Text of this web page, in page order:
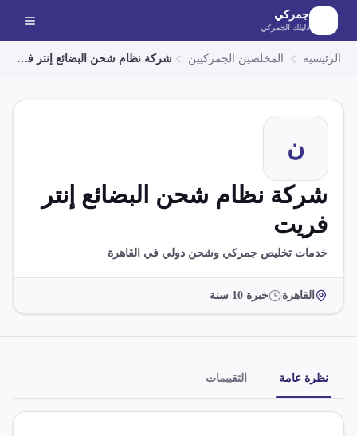
الانتقال إلى المحتوى الرئيسي
جمركي
دليلك الجمركي
الرئيسية المخلصين الجمركيين شركة نظام شحن البضائع إنتر فريت
ن
شركة نظام شحن البضائع إنتر
فريت
خدمات تخليص جمركي وشحن دولي في القاهرة
القاهرة خبرة 10 سنة
نظرة عامة التقييمات